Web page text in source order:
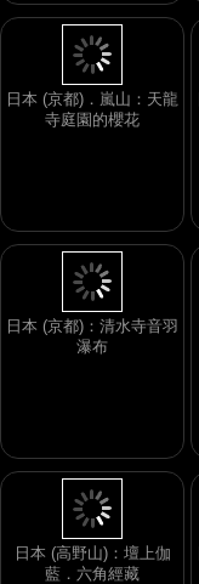
日本 (京都)．嵐山：天龍
寺庭園的櫻花
日本 (京都)：清水寺音羽
瀑布
日本 (高野山)：壇上伽
藍．六角經藏